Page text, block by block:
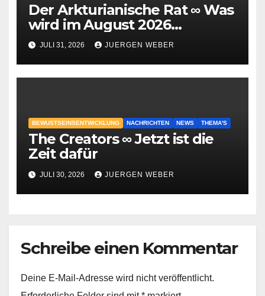
Der Arkturianische Rat ∞ Was
wird im August 2026
geschehen?
JULI 31, 2026 JUERGEN WEBER
BEWUSTSEINSENTWICKLUNG NACHRICHTEN NEWS THEMA'S
The Creators ∞ Jetzt ist die
Zeit dafür
JULI 30, 2026 JUERGEN WEBER
Schreibe einen Kommentar
Deine E-Mail-Adresse wird nicht veröffentlicht.